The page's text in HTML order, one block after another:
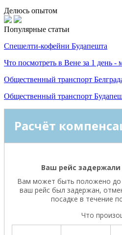
Делюсь опытом
Популярные статьи
Спешелти-кофейни Будапешта
Что посмотреть в Вене за 1 день -
Общественный транспорт
Общественный транспорт